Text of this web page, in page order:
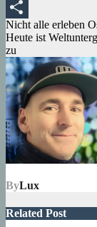
Tumblr
Teilen
Nicht alle erleben
Heute ist
zu
ByLux
Related Post